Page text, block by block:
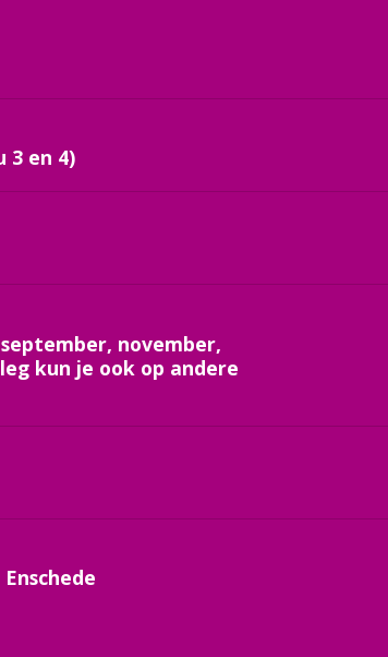
3 en 4)
november,
kun je ook op andere